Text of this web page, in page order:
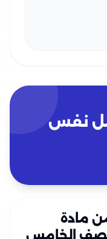
نفس
من مادة
الخامس